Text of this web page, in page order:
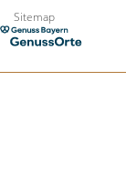
Zum
Inhalt
Sitemap